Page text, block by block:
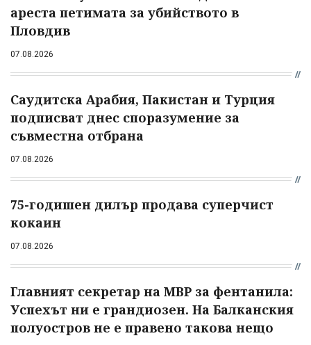
ареста петимата за убийството в
Пловдив
07.08.2026
Саудитска Арабия, Пакистан и Турция
подписват днес споразумение за
съвместна отбрана
07.08.2026
75-годишен дилър продава суперчист
кокаин
07.08.2026
Главният секретар на МВР за фентанила:
Успехът ни е грандиозен. На Балканския
полуостров не е правено такова нещо